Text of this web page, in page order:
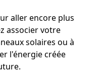
aller encore plus
associer votre
solaires ou à
l'énergie créée